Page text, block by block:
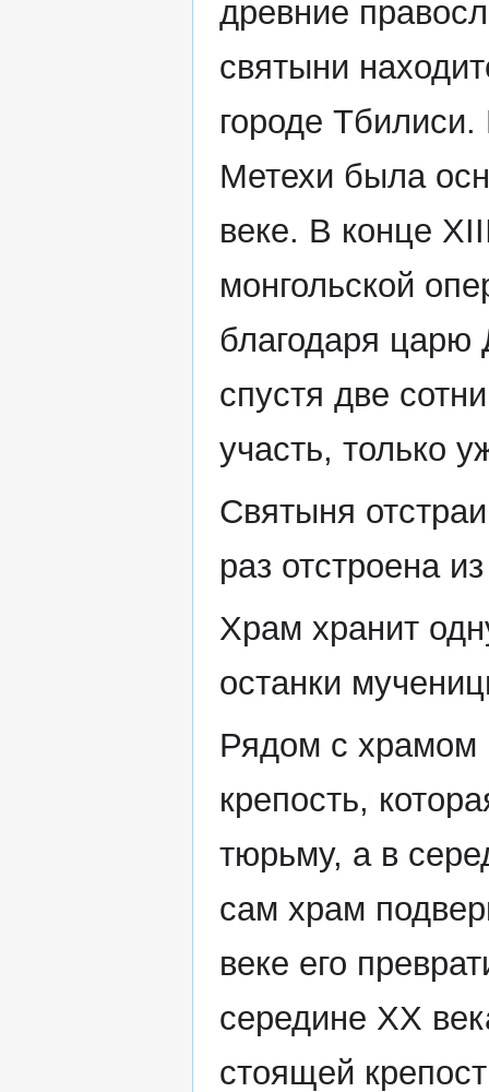
древние
святыни
городе Тбилиси.
Метехи была
веке. В конце
монгольской
благодаря царю
спустя две
участь, только
Святыня
раз отстроена
Храм хранит
останки
Рядом с храмом
крепость,
тюрьму, а в
сам храм
веке его
середине XX
стоящей